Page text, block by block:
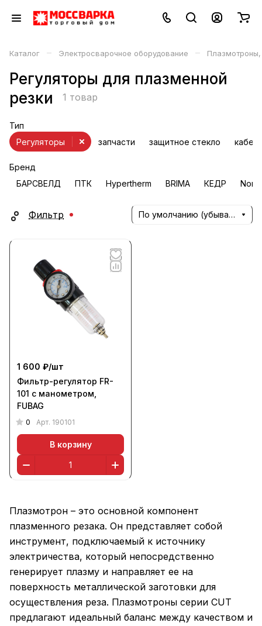
Каталог – Электросварочное оборудование –
Регуляторы для плазменной
резки
1 товар
Тип
Регуляторы
запчасти защитное стекло
Бренд
БАРСВЕЛД
ПТК Hypertherm BRIMA КЕДР
Фильтр По умолчанию (убывание)
1 600 ₽/шт
Фильтр-регулятор FR-
101 с манометром,
FUBAG
0 Арт. 190101
В корзину
Плазмотрон – это основной компонент
плазменного резака. Он представляет собой
инструмент, подключаемый к источнику
электричества, который непосредственно
генерирует плазму и направляет ее на
поверхность металлической заготовки для
осуществления реза. Плазмотроны серии CUT
предлагают идеальный баланс между качеством и